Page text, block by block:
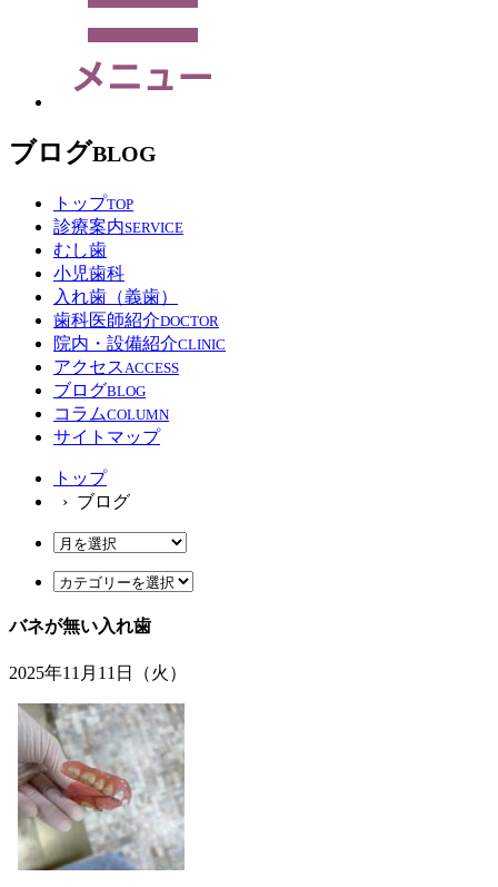
ブログBLOG
トップTOP
診療案内SERVICE
むし歯
小児歯科
入れ歯（義歯）
歯科医師紹介DOCTOR
院内・設備紹介CLINIC
アクセス ACCESS
ブログBLOG
コラムCOLUMN
サイトマップ
トップ
› ブログ
バネが無い入れ歯
2025年11月11日（火）